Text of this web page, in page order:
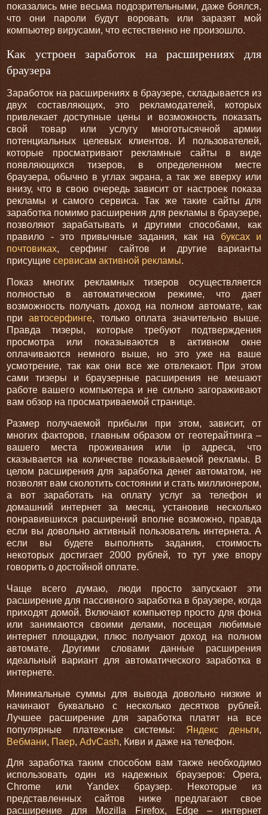
показались мне весьма подозрительными, даже боялся,
что они пароли будут воровать или заразят мой
компьютер вирусами, что естественно не произошло.
Как устроен заработок на расширениях для
браузера
Заработок на расширениях в браузере, складывается из
двух составляющих, это рекламодателей, которых
привлекает доступные цены и возможность показать
свой товар или услугу многотысячной армии
потенциальных целевых клиентов. И пользователей,
которые просматривают рекламные сайты в виде
появляющихся тизеров, в определенном месте
браузера, обычно в углах экрана, а так же вверху или
внизу, что в свою очередь зависит от настроек показа
рекламы и самого сервиса. Так же такие сайты для
заработка помимо расширения для рекламы в браузере,
позволяют зарабатывать и другими способами, как
правило - это привычные задания, как на буксах и
почтовиках, серфинг сайтов и другие варианты
присущие сервисам активной рекламы.
Показ многих рекламных тизеров осуществляется
полностью в автоматическом режиме, что дает
возможность получать доход на полном автомате, как
при автосерфинге, только оплата значительно выше.
Правда тизеры, которые требуют подтверждения
просмотра или показываются в активном окне
оплачиваются немного выше, но это уже на ваше
усмотрение, так как они все же отвлекают. При этом
сами тизеры и браузерные расширения не мешают
работе вашего компьютера и не сильно загораживают
вам обзор на просматриваемой странице.
Размер получаемой прибыли при этом, зависит, от
многих факторов, главным образом от геотерайтинга –
вашего места проживания или ip адреса, что
сказывается на количестве показываемой рекламы. В
целом расширения для заработка денег автоматом, не
позволят вам сколотить состоянии и стать миллионером,
а вот заработать на оплату услуг за телефон и
домашний интернет за месяц, установив несколько
понравившихся расширений вполне возможно, правда
если вы довольно активный пользователь интернета. А
если вы будете выполнять задания, стоимость
некоторых достигает 2000 рублей, то тут уже впору
говорить о достойной оплате.
Чаще всего думаю, люди просто запускают эти
расширение для пассивного заработка в браузере, когда
приходят домой. Включают компьютер просто для фона
или занимаются своими делами, посещая любимые
интернет площадки, плюс получают доход на полном
автомате. Другими словами данные расширения
идеальный вариант для автоматического заработка в
интернете.
Минимальные суммы для вывода довольно низкие и
начинают буквально с несколько десятков рублей.
Лучшее расширение для заработка платят на все
популярные платежные системы: Яндекс деньги,
Вебмани, Паер, AdvCash, Киви и даже на телефон.
Для заработка таким способом вам также необходимо
использовать один из надежных браузеров: Opera,
Chrome или Yandex браузер. Некоторые из
представленных сайтов ниже предлагают свое
расширение для Mozilla Firefox, Edge – интернет